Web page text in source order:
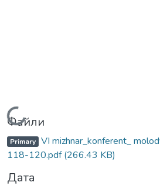
Вантажиться...
Файли
Primary VI mizhnar_konferent_
118-120.pdf(266.43 KB)
Дата